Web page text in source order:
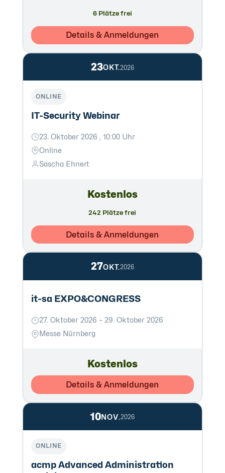
6 Plätze frei
Details & Anmeldungen
23OKT.2026
ONLINE
IT-Security Webinar
23. Oktober 2026 , 10:00 Uhr
Online
Sascha Ehnert
Kostenlos
242 Plätze frei
Details & Anmeldungen
27OKT.2026
it-sa EXPO&CONGRESS
27. Oktober 2026 – 29. Oktober 2026
Messe Nürnberg
Kostenlos
Details & Anmeldungen
10NOV.2026
ONLINE
acmp Advanced Administration